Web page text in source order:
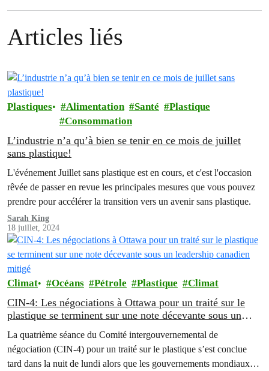
Articles liés
Plastiques Alimentation Santé
Plastique
Consommation
L’industrie n’a qu’à bien se tenir en ce mois de juillet
sans plastique!
L'événement Juillet sans plastique est en cours, et c'est l'occasion
rêvée de passer en revue les principales mesures que vous pouvez
prendre pour accélérer la transition vers un avenir sans plastique.
Sarah King
18 juillet, 2024
Climat Océans Pétrole Plastique Climat
CIN-4: Les négociations à Ottawa pour un traité sur le
plastique se terminent sur une note décevante sous un
La quatrième séance du Comité intergouvernemental de
négociation (CIN-4) pour un traité sur le plastique s’est conclue
tard dans la nuit de lundi alors que les gouvernements mondiaux